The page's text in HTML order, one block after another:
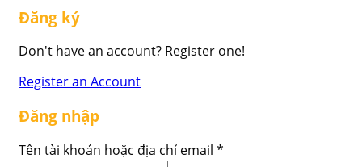
Đăng ký
Don't have an account? Register one!
Register an Account
Đăng nhập
Tên tài khoản hoặc địa chỉ email *